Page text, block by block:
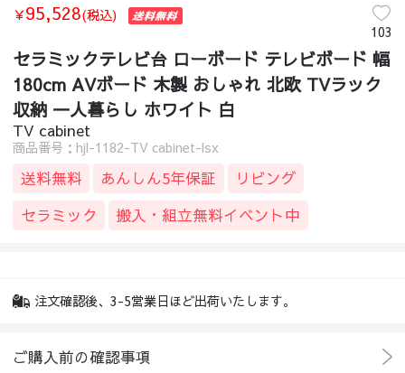
￥95,528(税込)
103
セラミックテレビ台 ローボード テレビボード 幅
180cm AVボード 木製 おしゃれ 北欧 TVラック
収納 一人暮らし ホワイト 白
TV cabinet
商品番号：hjl-1182-TV cabinet-lsx
送料無料 あんしん5年保証
リビング
セラミック
搬入・組立無料イベント中
注文確認後、3-5営業日ほど出荷いたします。
ご購入前の確認事項